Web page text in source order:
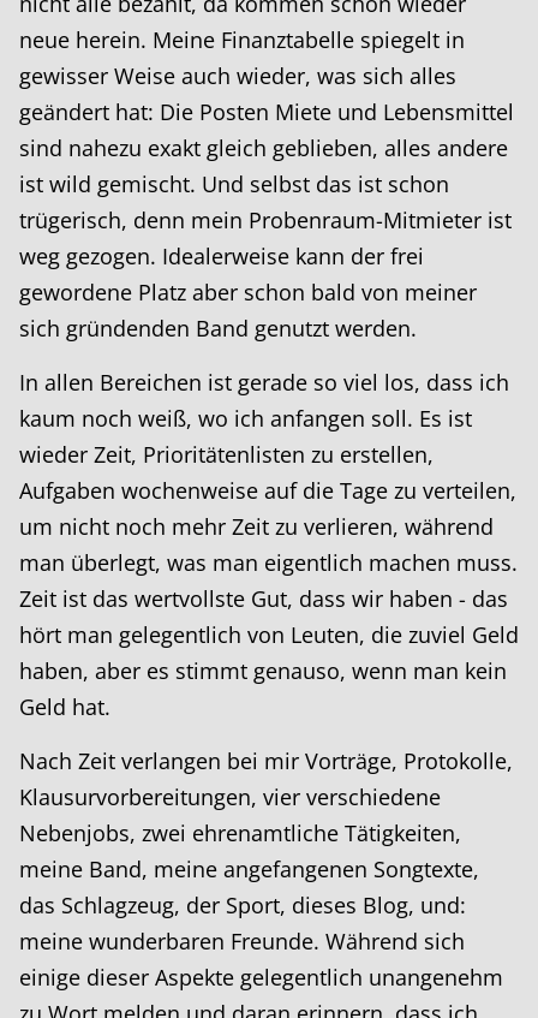
neue herein. Meine Finanztabelle spiegelt in
gewisser Weise auch wieder, was sich alles
geändert hat: Die Posten Miete und Lebensmittel
sind nahezu exakt gleich geblieben, alles andere
ist wild gemischt. Und selbst das ist schon
trügerisch, denn mein Probenraum-Mitmieter ist
weg gezogen. Idealerweise kann der frei
gewordene Platz aber schon bald von meiner
sich gründenden Band genutzt werden.
In allen Bereichen ist gerade so viel los, dass ich
kaum noch weiß, wo ich anfangen soll. Es ist
wieder Zeit, Prioritätenlisten zu erstellen,
Aufgaben wochenweise auf die Tage zu verteilen,
um nicht noch mehr Zeit zu verlieren, während
man überlegt, was man eigentlich machen muss.
Zeit ist das wertvollste Gut, dass wir haben - das
hört man gelegentlich von Leuten, die zuviel Geld
haben, aber es stimmt genauso, wenn man kein
Geld hat.
Nach Zeit verlangen bei mir Vorträge, Protokolle,
Klausurvorbereitungen, vier verschiedene
Nebenjobs, zwei ehrenamtliche Tätigkeiten,
meine Band, meine angefangenen Songtexte,
das Schlagzeug, der Sport, dieses Blog, und:
meine wunderbaren Freunde. Während sich
einige dieser Aspekte gelegentlich unangenehm